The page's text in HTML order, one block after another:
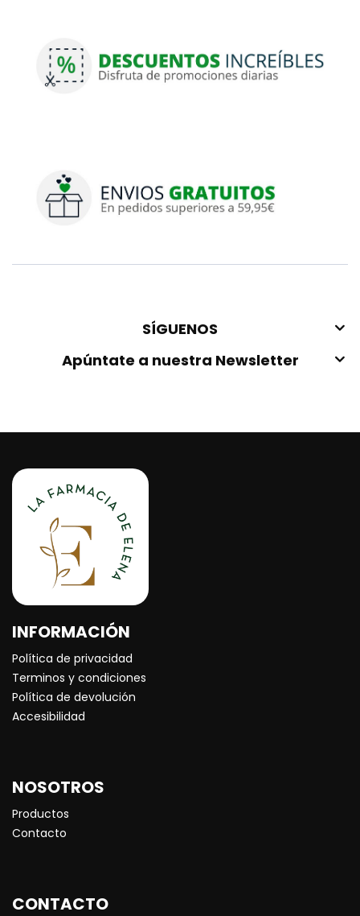
SÍGUENOS
Apúntate a nuestra Newsletter
INFORMACIÓN
Política de privacidad
Terminos y condiciones
Política de devolución
Accesibilidad
NOSOTROS
Productos
Contacto
CONTACTO